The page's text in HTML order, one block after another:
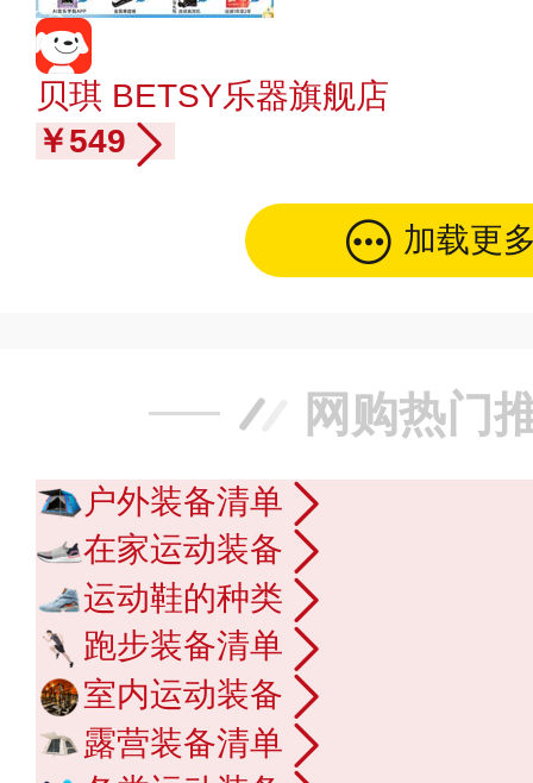
贝琪 BETSY乐器旗舰店
￥549
加载更
网购热门
户外装备清单
在家运动装备
运动鞋的种类
跑步装备清单
室内运动装备
露营装备清单